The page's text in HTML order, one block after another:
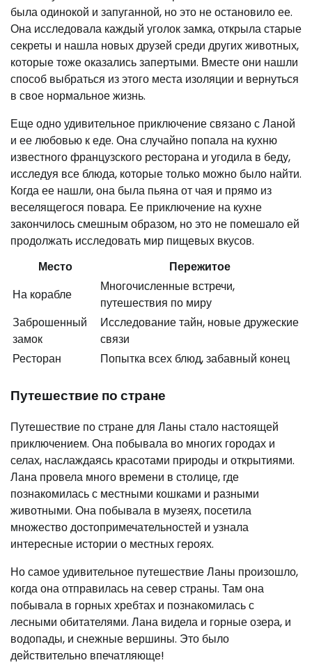
была одинокой и запуганной, но это не остановило ее.
Она исследовала каждый уголок замка, открыла старые
секреты и нашла новых друзей среди других животных,
которые тоже оказались запертыми. Вместе они нашли
способ выбраться из этого места изоляции и вернуться
в свое нормальное жизнь.
Еще одно удивительное приключение связано с Ланой
и ее любовью к еде. Она случайно попала на кухню
известного французского ресторана и угодила в беду,
исследуя все блюда, которые только можно было найти.
Когда ее нашли, она была пьяна от чая и прямо из
веселящегося повара. Ее приключение на кухне
закончилось смешным образом, но это не помешало ей
продолжать исследовать мир пищевых вкусов.
Место
Пережитое
На корабле
Многочисленные встречи,
путешествия по миру
Заброшенный
замок
Исследование тайн, новые дружеские
связи
Ресторан
Попытка всех блюд, забавный конец
Путешествие по стране
Путешествие по стране для Ланы стало настоящей
приключением. Она побывала во многих городах и
селах, наслаждаясь красотами природы и открытиями.
Лана провела много времени в столице, где
познакомилась с местными кошками и разными
животными. Она побывала в музеях, посетила
множество достопримечательностей и узнала
интересные истории о местных героях.
Но самое удивительное путешествие Ланы произошло,
когда она отправилась на север страны. Там она
побывала в горных хребтах и познакомилась с
лесными обитателями. Лана видела и горные озера, и
водопады, и снежные вершины. Это было
действительно впечатляюще!